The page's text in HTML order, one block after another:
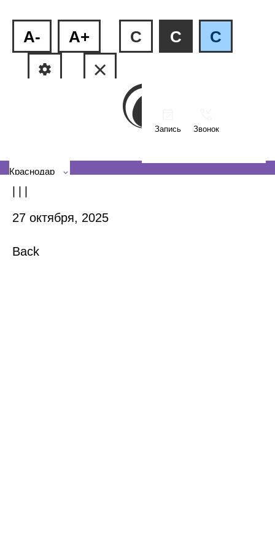
A- A+ C C C
Запись Звонок
Краснодар
| | |
27 октября, 2025
Back